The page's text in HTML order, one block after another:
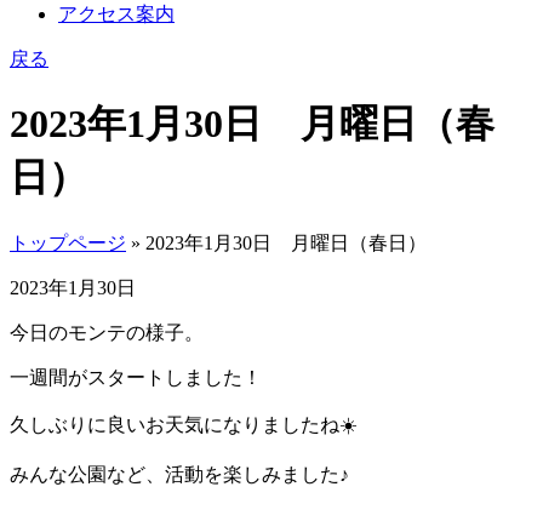
アクセス案内
戻る
2023年1月30日 月曜日（春
日）
トップページ » 2023年1月30日 月曜日（春日）
2023年1月30日
今日のモンテの様子。
一週間がスタートしました！
久しぶりに良いお天気になりましたね☀️
みんな公園など、活動を楽しみました♪